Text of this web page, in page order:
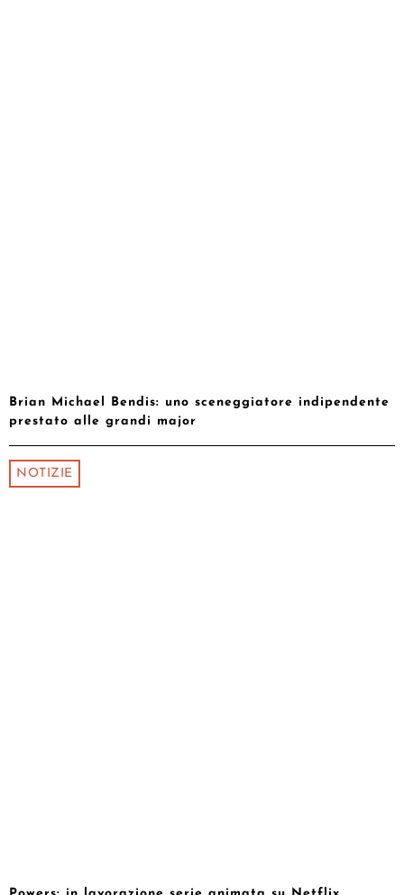
Brian Michael Bendis: uno sceneggiatore indipendente
prestato alle grandi major
NOTIZIE